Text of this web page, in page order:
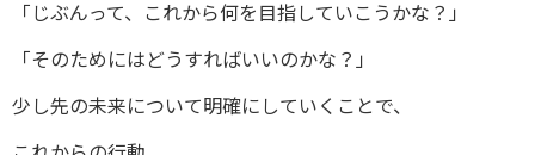
「じぶんって、これから何を目指していこうかな？」
「そのためにはどうすればいいのかな？」
少し先の未来について明確にしていくことで、